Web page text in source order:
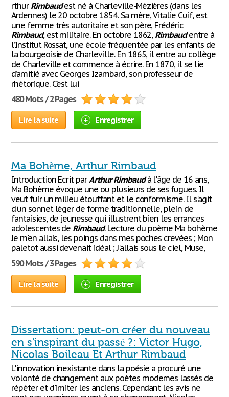
rthur Rimbaudest né à Charleville-Mézières (dans les
Ardennes) le 20 octobre 1854. Sa mère, Vitalie Cuif, est
une femme très autoritaire et son père, Frédéric
Rimbaud, est militaire. En octobre 1862, Rimbaudentre à
l’Institut Rossat, une école fréquentée par les enfants de
la bourgeoisie de Charleville. En 1865, il entre au collège
de Charleville et commence à écrire. En 1870, il se lie
d’amitié avec Georges Izambard, son professeur de
rhétorique. C’est lui
480 Mots / 2 Pages
Lire la suite Enregistrer
Ma Bohème, Arthur Rimbaud
Introduction Ecrit parArthurRimbaudà l'âge de 16 ans,
Ma Bohème évoque une ou plusieurs de ses fugues. Il
veut fuir un milieu étouffant et le conformisme. Il s'agit
d'un sonnet léger de forme traditionnelle, plein de
fantaisies, de jeunesse qui illustrent bien les errances
adolescentes de Rimbaud. Lecture du poème Ma bohème
Je m'en allais, les poings dans mes poches crevées ; Mon
paletot aussi devenait idéal ; J'allais sous le ciel, Muse,
590 Mots / 3 Pages
Lire la suite Enregistrer
Dissertation: peut-on créer du nouveau
en s'inspirant du passé ?: Victor Hugo,
Nicolas Boileau Et Arthur Rimbaud
L'innovation inexistante dans la poésie a procuré une
volonté de changement aux poètes modernes lassés de
répéter et d'imiter les anciens. Cependant les avis ne